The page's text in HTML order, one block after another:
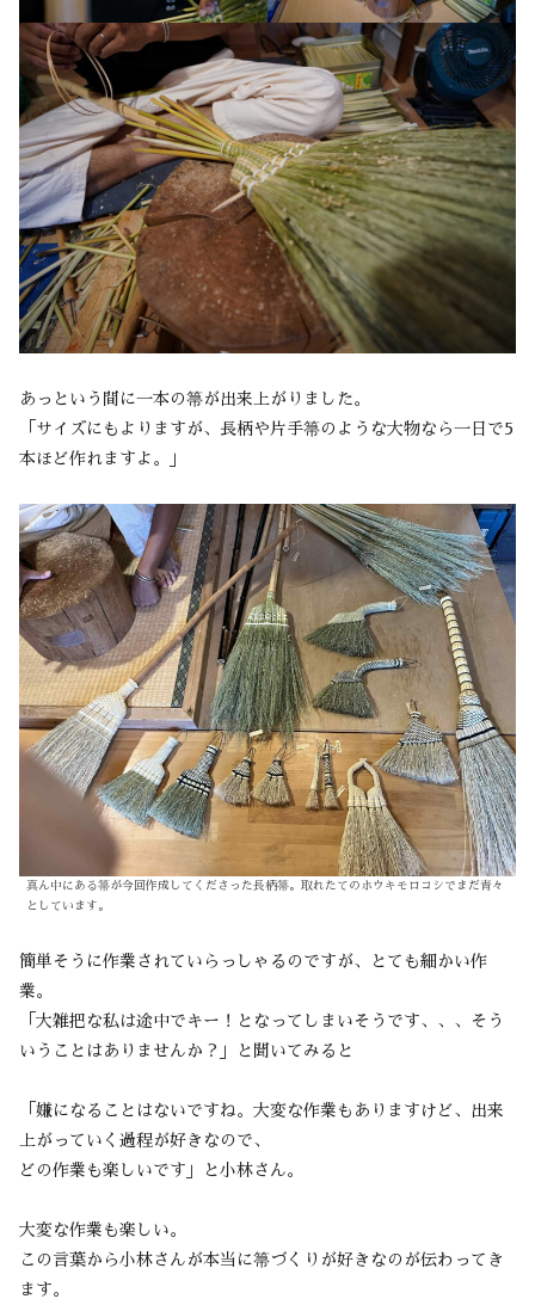
あっという間に一本の箒が出来上がりました。
「サイズにもよりますが、長柄や片手箒のような大物なら一日で5
本ほど作れますよ。」
真ん中にある箒が今回作成してくださった長柄箒。取れたてのホウキモロコシでまだ青々
としています。
簡単そうに作業されていらっしゃるのですが、とても細かい作
業。
「大雑把な私は途中でキー！となってしまいそうです、、、そう
いうことはありませんか？」と聞いてみると
「嫌になることはないですね。大変な作業もありますけど、出来
上がっていく過程が好きなので、
どの作業も楽しいです」と小林さん。
大変な作業も楽しい。
この言葉から小林さんが本当に箒づくりが好きなのが伝わってき
ます。